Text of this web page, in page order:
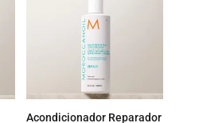
Acondicionador Reparador